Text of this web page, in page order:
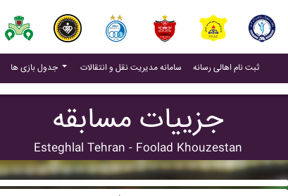
جدول بازی ها سامانه مدیریت نقل و انتقالات (current)
ثبت نام اهالی رسانه(current)
جزییات مسابقه
Esteghlal Tehran - Foolad Khouzestan